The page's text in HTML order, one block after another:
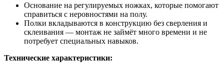
Основание на регулируемых ножках, которые помогают
справиться с неровностями на полу.
Полки вкладываются в конструкцию без сверления и
склеивания — монтаж не займёт много времени и не
потребует специальных навыков.
Технические характеристики: